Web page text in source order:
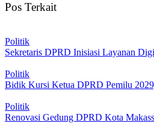
Pos Terkait
Politik
Sekretaris DPRD Inisiasi Layanan
Politik
Bidik Kursi Ketua DPRD Pemilu
Politik
Renovasi Gedung DPRD Kota